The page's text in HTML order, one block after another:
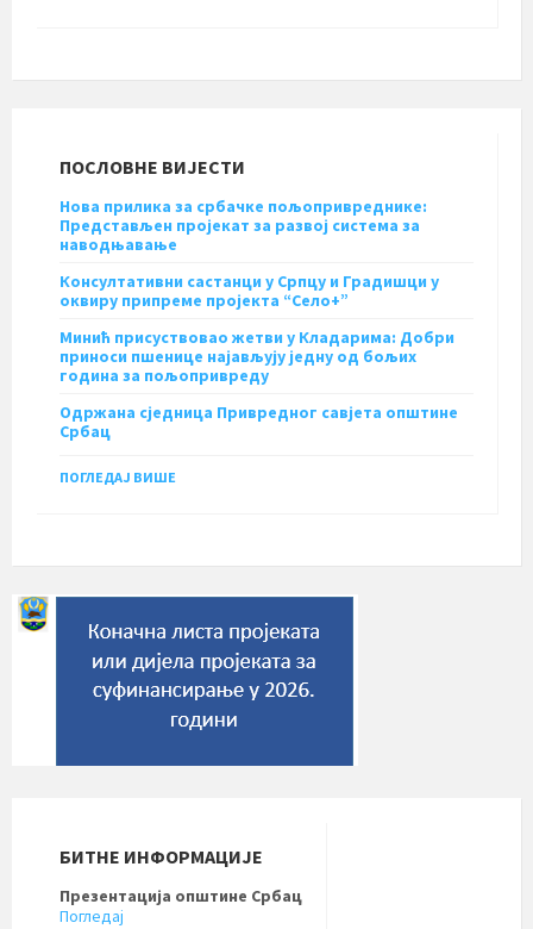
ПОСЛОВНЕ ВИЈЕСТИ
Нова прилика за србачке пољопривреднике:
Представљен пројекат за развој система за
наводњавање
Консултативни састанци у Српцу и Градишци у
оквиру припреме пројекта “Село+”
Минић присуствовао жетви у Кладарима: Добри
приноси пшенице најављују једну од бољих
година за пољопривреду
Одржана сједница Привредног савјета општине
Србац
ПОГЛЕДАЈ ВИШЕ
БИТНЕ ИНФОРМАЦИЈЕ
Презентација општине Србац
Погледај